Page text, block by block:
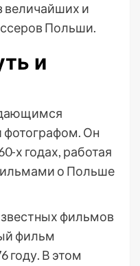
величайших и
Польши.
и
Он
х годах, работая
о Польше
фильмов
фильм
году. В этом